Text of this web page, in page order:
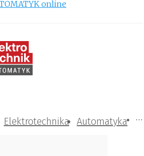
Elektrotechnika Automatyka
IT
online